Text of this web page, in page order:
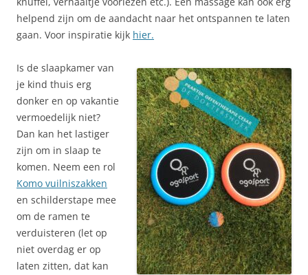
helpend zijn om de aandacht naar het ontspannen te laten
gaan. Voor inspiratie kijk hier.
Is de slaapkamer van
je kind thuis erg
donker en op vakantie
vermoedelijk niet?
Dan kan het lastiger
zijn om in slaap te
komen. Neem een rol
Komo vuilniszakken
en schilderstape mee
om de ramen te
verduisteren (let op
niet overdag er op
laten zitten, dat kan